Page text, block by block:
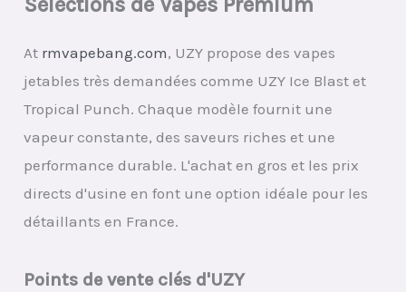
At rmvapebang.com, UZY propose des vapes
jetables très demandées comme UZY Ice Blast et
Tropical Punch. Chaque modèle fournit une
vapeur constante, des saveurs riches et une
performance durable. L'achat en gros et les prix
directs d'usine en font une option idéale pour les
détaillants en France.
Points de vente clés d'UZY